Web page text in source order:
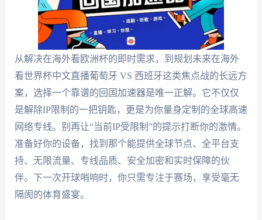
从解决在海外看欧洲杯的即时需求，到规划未来在海外
看世界杯中文直播葡萄牙 VS 西班牙这类焦点战的长远方
案，选择一个靠谱的回国加速器是唯一正解。它不仅仅
是解除IP限制的一把钥匙，更是为你量身定制的全球高速
网络专线。别再让“当前IP受限制”的提示打断你的激情。
准备好你的设备，找到那个能提供全球节点、全平台支
持、无限流量、专线品质、安全加密和实时保障的伙
伴。下一次开球哨响时，你只需专注于赛场，享受毫无
隔阂的体育盛宴。